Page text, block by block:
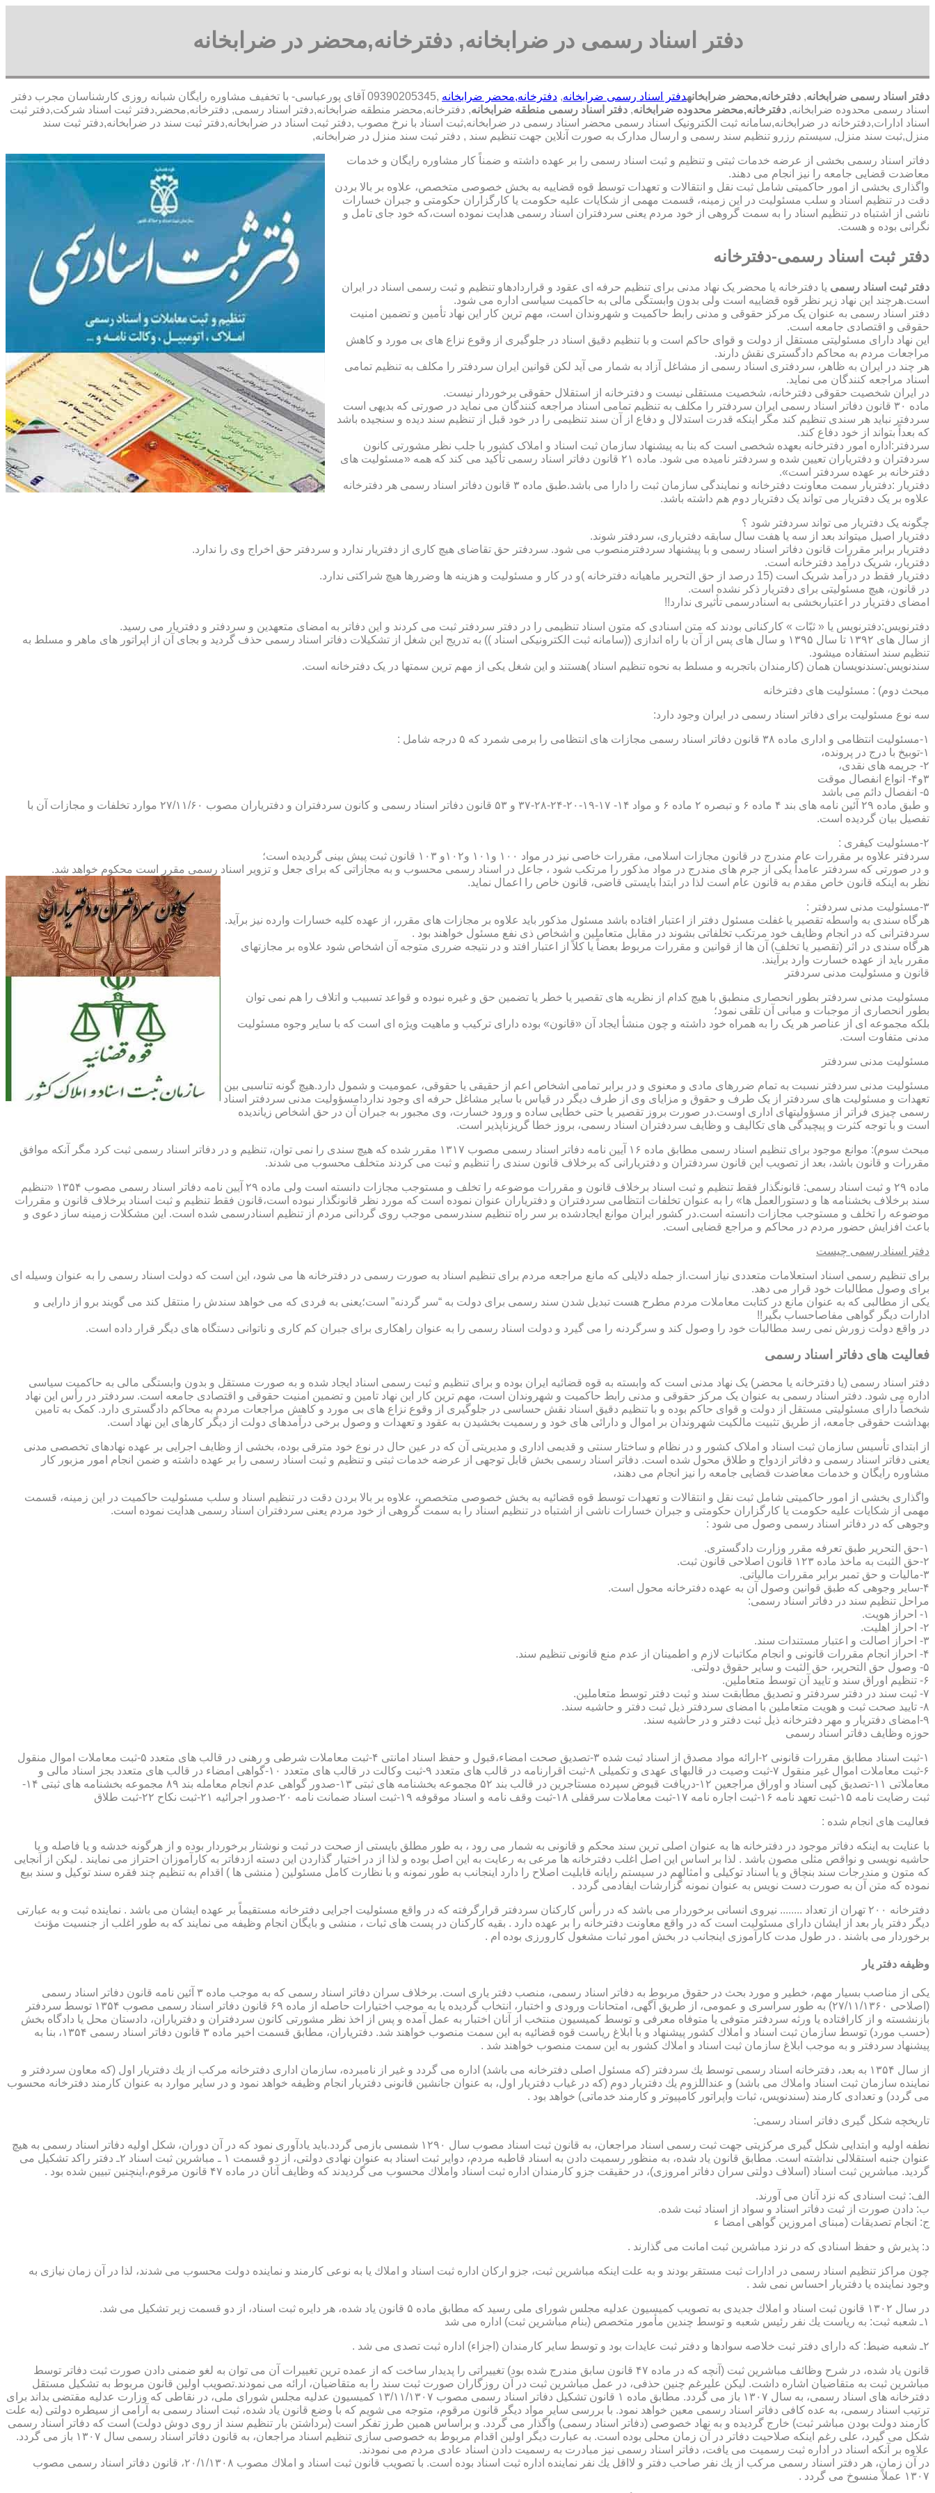
دفتر اسناد رسمی در ضرابخانه, دفترخانه,محضر در ضرابخانه
دفتر اسناد رسمی ضرابخانه, دفترخانه,محضر ضرابخانهدفتر اسناد رسمی ضرابخانه, دفترخانه,محضر ضرابخانه
,09390205345 آقای پورعباسی- با تخفیف مشاوره رايگان شبانه روزی کارشناسان مجرب دفتر
اسناد رسمی محدوده ضرابخانه, دفترخانه,محضر محدوده ضرابخانه, دفتر اسناد رسمی منطقه ضرابخانه, دفترخانه,محضر منطقه ضرابخانه,دفتر اسناد رسمی, دفترخانه,محضر,دفتر ثبت اسناد شرکت,دفتر ثبت
اسناد ادارات,دفترخانه در ضرابخانه,سامانه ثبت الکترونیک اسناد رسمی محضر اسناد رسمی در ضرابخانه,ثبت اسناد با نرخ مصوب ,دفتر ثبت اسناد در ضرابخانه,دفتر ثبت سند در ضرابخانه,دفتر ثبت سند
منزل,ثبت سند منزل, سیستم رزرو تنظیم سند رسمی و ارسال مدارک به صورت آنلاین جهت تنظیم سند , دفتر ثبت سند منزل در ضرابخانه,
دفاتر اسناد رسمی بخشی از عرضه خدمات ثبتی و تنظیم و ثبت اسناد رسمی را بر عهده داشته و ضمناً کار مشاوره رایگان و خدمات
معاضدت قضایی جامعه را نیز انجام می دهند.
واگذاری بخشی از امور حاکمیتی شامل ثبت نقل و انتقالات و تعهدات توسط قوه قضاییه به بخش خصوصی متخصص، علاوه بر بالا بردن
دقت در تنظیم اسناد و سلب مسئولیت در این زمینه، قسمت مهمی از شکایات علیه حکومت یا کارگزاران حکومتی و جبران خسارات
ناشی از اشتباه در تنظیم اسناد را به سمت گروهی از خود مردم یعنی سردفتران اسناد رسمی هدایت نموده است،که خود جای تامل و
نگرانی بوده و هست.
دفتر ثبت اسناد رسمی-دفترخانه
دفتر ثبت اسناد رسمی یا دفترخانه یا محضر یک نهاد مدنی برای تنظیم حرفه ای عقود و قراردادهاو تنظیم و ثبت رسمی اسناد در ایران
است.هرچند این نهاد زیر نظر قوه قضاییه است ولی بدون وابستگی مالی به حاکمیت سیاسی اداره می شود.
دفتر اسناد رسمی به عنوان یک مرکز حقوقی و مدنی رابط حاکمیت و شهروندان است، مهم ترین کار این نهاد تأمین و تضمین امنیت
حقوقی و اقتصادی جامعه است.
این نهاد دارای مسئولیتی مستقل از دولت و قوای حاکم است و با تنظیم دقیق اسناد در جلوگیری از وقوع نزاع های بی مورد و کاهش
مراجعات مردم به محاکم دادگستری نقش دارند.
هر چند در ایران به ظاهر، سردفتری اسناد رسمی از مشاغل آزاد به شمار می آید لکن قوانین ایران سردفتر را مکلف به تنظیم تمامی
اسناد مراجعه کنندگان می نماید.
در ایران شخصیت حقوقی دفترخانه، شخصیت مستقلی نیست و دفترخانه از استقلال حقوقی برخوردار نیست.
ماده ۳۰ قانون دفاتر اسناد رسمی ایران سردفتر را مکلف به تنظیم تمامی اسناد مراجعه کنندگان می نماید در صورتی که بدیهی است
سردفتر نباید هر سندی تنظیم کند مگر اینکه قدرت استدلال و دفاع از آن سند تنظیمی را در خود قبل از تنظیم سند دیده و سنجیده باشد
که بعداً بتواند از خود دفاع کند.
سردفتر:اداره امور دفترخانه بعهده شخصی است که بنا به پیشنهاد سازمان ثبت اسناد و املاک کشور با جلب نظر مشورتی کانون
سردفتران و دفتریاران تعیین شده و سردفتر نامیده می شود. ماده ۲۱ قانون دفاتر اسناد رسمی تأکید می کند که همه «مسئولیت های
دفترخانه بر عهده سردفتر است».
دفتریار :دفتریار سمت معاونت دفترخانه و نمایندگی سازمان ثبت را دارا می باشد.طبق ماده ۳ قانون دفاتر اسناد رسمی هر دفترخانه
علاوه بر یک دفتریار می تواند یک دفتریار دوم هم داشته باشد.
چگونه یک دفتریار می تواند سردفتر شود ؟
دفتریار اصیل میتواند بعد از سه یا هفت سال سابقه دفتریاری، سردفتر شوند.
دفتریار برابر مقررات قانون دفاتر اسناد رسمی و با پیشنهاد سردفترمنصوب می شود. سردفتر حق تقاضای هیچ کاری از دفتریار ندارد و سردفتر حق اخراج وی را ندارد.
دفتریار، شریک درآمد دفترخانه است.
دفتریار فقط در درآمد شریک است (15 درصد از حق التحریر ماهیانه دفترخانه )و در کار و مسئولیت و هزینه ها وضررها هیچ شراکتی ندارد.
در قانون، هیچ مسئولیتی برای دفتریار ذکر نشده است.
امضای دفتریار در اعتباربخشی به اسنادرسمی تأثیری ندارد!!
دفترنویس:دفترنویس یا « ثبّات » کارکنانی بودند که متن اسنادی که متون اسناد تنظیمی را در دفتر سردفتر ثبت می کردند و این دفاتر به امضای متعهدین و سردفتر و دفتریار می رسید.
از سال های ۱۳۹۲ تا سال ۱۳۹۵ و سال های پس از آن با راه اندازی ((سامانه ثبت الکترونیکی اسناد )) به تدریج این شغل از تشکیلات دفاتر اسناد رسمی حذف گردید و بجای آن از اپراتور های ماهر و مسلط به
تنظیم سند استفاده میشود.
سندنویس:سندنویسان همان (کارمندان باتجربه و مسلط به نحوه تنظیم اسناد )هستند و این شغل یکی از مهم ترین سمتها در یک دفترخانه است.
مبحث دوم) : مسئولیت های دفترخانه
سه نوع مسئولیت برای دفاتر اسناد رسمی در ایران وجود دارد:
۱-مسئولیت انتظامی و اداری ماده ۳۸ قانون دفاتر اسناد رسمی مجازات های انتظامی را برمی شمرد که ۵ درجه شامل :
۱-توبیخ با درج در پرونده،
۲- جریمه های نقدی،
۳و۴- انواع انفصال موقت
۵- انفصال دائم می باشد
و طبق ماده ۲۹ آئین نامه های بند ۴ ماده ۶ و تبصره ۲ ماده ۶ و مواد ۱۴- ۱۷-۱۹-۲۰-۲۴-۲۸-۳۷ و ۵۳ قانون دفاتر اسناد رسمی و کانون سردفتران و دفتریاران مصوب ۲۷/۱۱/۶۰ موارد تخلفات و مجازات آن با
تفصیل بیان گردیده است.
۲-مسئولیت کیفری :
سردفتر علاوه بر مقررات عام مندرج در قانون مجازات اسلامی، مقررات خاصی نیز در مواد ۱۰۰ و۱۰۱ و۱۰۲و ۱۰۳ قانون ثبت پیش بینی گردیده است؛
و در صورتی که سردفتر عامداً یکی از جرم های مندرج در مواد مذکور را مرتکب شود ، جاعل در اسناد رسمی محسوب و به مجازاتی که برای جعل و تزویر اسناد رسمی مقرر است محکوم خواهد شد.
نظر به اینکه قانون خاص مقدم به قانون عام است لذا در ابتدا بایستی قاضی، قانون خاص را اعمال نماید.
۳-مسئولیت مدنی سردفتر :
هرگاه سندی به واسطه تقصیر یا غفلت مسئول دفتر از اعتبار افتاده باشد مسئول مذکور باید علاوه بر مجازات های مقرر، از عهده کلیه خسارات وارده نیز برآید.
سردفترانی که در انجام وظایف خود مرتکب تخلفاتی بشوند در مقابل متعاملین و اشخاص ذی نفع مسئول خواهند بود .
هرگاه سندی در اثر (تقصیر یا تخلف) آن ها از قوانین و مقررات مربوط بعضاً یا کلاً از اعتبار افتد و در نتیجه ضرری متوجه آن اشخاص شود علاوه بر مجازتهای
مقرر باید از عهده خسارت وارد برآیند.
قانون و مسئولیت مدنی سردفتر
مسئولیت مدنی سردفتر بطور انحصاری منطبق با هیچ کدام از نظریه های تقصیر یا خطر یا تضمین حق و غیره نبوده و قواعد تسبیب و اتلاف را هم نمی توان
بطور انحصاری از موجبات و مبانی آن تلقی نمود؛
بلکه مجموعه ای از عناصر هر یک را به همراه خود داشته و چون منشأ ایجاد آن «قانون» بوده دارای ترکیب و ماهیت ویژه ای است که با سایر وجوه مسئولیت
مدنی متفاوت است.
مسئولیت مدنی سردفتر
مسئولیت مدنی سردفتر نسبت به تمام ضررهای مادی و معنوی و در برابر تمامی اشخاص اعم از حقیقی یا حقوقی، عمومیت و شمول دارد.هیچ گونه تناسبی بین
تعهدات و مسئولیت های سردفتر از یک طرف و حقوق و مزایای وی از طرف دیگر در قیاس با سایر مشاغل حرفه ای وجود ندارد!مسؤولیت مدنی سردفتر اسناد
رسمی چیزی فراتر از مسؤولیتهای اداری اوست.در صورت بروز تقصیر یا حتی خطایی ساده و ورود خسارت، وی مجبور به جبران آن در حق اشخاص زیاندیده
است و با توجه کثرت و پیچیدگی های تکالیف و وظایف سردفتران اسناد رسمی، بروز خطا گریزناپذیر است.
مبحث سوم): موانع موجود برای تنظیم اسناد رسمی مطابق ماده ۱۶ آیین نامه دفاتر اسناد رسمی مصوب ۱۳۱۷ مقرر شده که هیچ سندی را نمی توان، تنظیم و در دفاتر اسناد رسمی ثبت کرد مگر آنکه موافق
مقررات و قانون باشد، بعد از تصویب این قانون سردفتران و دفتریارانی که برخلاف قانون سندی را تنظیم و ثبت می کردند متخلف محسوب می شدند.
ماده ۲۹ و ثبت اسناد رسمی: قانونگذار فقط تنظیم و ثبت اسناد برخلاف قانون و مقررات موضوعه را تخلف و مستوجب مجازات دانسته است ولی ماده ۲۹ آیین نامه دفاتر اسناد رسمی مصوب ۱۳۵۴ «تنظیم
سند برخلاف بخشنامه ها و دستورالعمل ها» را به عنوان تخلفات انتظامی سردفتران و دفتریاران عنوان نموده است که مورد نظر قانونگذار نبوده است،قانون فقط تنظیم و ثبت اسناد برخلاف قانون و مقررات
موضوعه را تخلف و مستوجب مجازات دانسته است.در کشور ایران موانع ایجادشده بر سر راه تنظیم سندرسمی موجب روی گردانی مردم از تنظیم اسنادرسمی شده است. این مشکلات زمینه ساز دعوی و
باعث افزایش حضور مردم در محاکم و مراجع قضایی است.
دفتر اسناد رسمی چیست
برای تنظیم رسمی اسناد استعلامات متعددی نیاز است.از جمله دلایلی که مانع مراجعه مردم برای تنظیم اسناد به صورت رسمی در دفترخانه ها می شود، این است که دولت اسناد رسمی را به عنوان وسیله ای
برای وصول مطالبات خود قرار می دهد.
یکی از مطالبی که به عنوان مانع در کتابت معاملات مردم مطرح هست تبدیل شدن سند رسمی برای دولت به “سر گردنه” است؛یعنی به فردی که می خواهد سندش را منتقل کند می گویند برو از دارایی و
ادارات دیگر گواهی مفاصاحساب بگیر!!
در واقع دولت زورش نمی رسد مطالبات خود را وصول کند و سرگردنه را می گیرد و دولت اسناد رسمی را به عنوان راهکاری برای جبران کم کاری و ناتوانی دستگاه های دیگر قرار داده است.
فعالیت های دفاتر اسناد رسمی
دفتر اسناد رسمی (یا دفترخانه یا محضر) یک نهاد مدنی است که وابسته به قوه قضائیه ایران بوده و برای تنظیم و ثبت رسمی اسناد ایجاد شده و به صورت مستقل و بدون وابستگی مالی به حاکمیت سیاسی
اداره می شود. دفتر اسناد رسمی به عنوان یک مرکز حقوقی و مدنی رابط حاکمیت و شهروندان است، مهم ترین کار این نهاد تامین و تضمین امنیت حقوقی و اقتصادی جامعه است. سردفتر در رأس این نهاد
شخصاً دارای مسئولیتی مستقل از دولت و قوای حاکم بوده و با تنظیم دقیق اسناد نقش حساسی در جلوگیری از وقوع نزاع های بی مورد و کاهش مراجعات مردم به محاکم دادگستری دارد. کمک به تامین
بهداشت حقوقی جامعه، از طریق تثبیت مالکیت شهروندان بر اموال و دارائی های خود و رسمیت بخشیدن به عقود و تعهدات و وصول برخی درآمدهای دولت از دیگر کارهای این نهاد است.
از ابتدای تأسیس سازمان ثبت اسناد و املاک کشور و در نظام و ساختار سنتی و قدیمی اداری و مدیریتی آن که در عین حال در نوع خود مترقی بوده، بخشی از وظایف اجرایی بر عهده نهادهای تخصصی مدنی
یعنی دفاتر اسناد رسمی و دفاتر ازدواج و طلاق محول شده است. دفاتر اسناد رسمی بخش قابل توجهی از عرضه خدمات ثبتی و تنظیم و ثبت اسناد رسمی را بر عهده داشته و ضمن انجام امور مزبور کار
مشاوره رایگان و خدمات معاضدت قضایی جامعه را نیز انجام می دهند،
واگذاری بخشی از امور حاکمیتی شامل ثبت نقل و انتقالات و تعهدات توسط قوه قضائیه به بخش خصوصی متخصص، علاوه بر بالا بردن دقت در تنظیم اسناد و سلب مسئولیت حاکمیت در این زمینه، قسمت
مهمی از شکایات علیه حکومت یا کارگزاران حکومتی و جبران خسارات ناشی از اشتباه در تنظیم اسناد را به سمت گروهی از خود مردم یعنی سردفتران اسناد رسمی هدایت نموده است.
وجوهی که در دفاتر اسناد رسمی وصول می شود :
۱-حق التحریر طبق تعرفه مقرر وزارت دادگستری.
۲-حق الثبت به ماخذ ماده ۱۲۳ قانون اصلاحی قانون ثبت.
۳-مالیات و حق تمبر برابر مقررات مالیاتی.
۴-سایر وجوهی که طبق قوانین وصول آن به عهده دفترخانه محول است.
مراحل تنظیم سند در دفاتر اسناد رسمی:
۱- احراز هویت.
۲- احراز اهلیت.
۳- احراز اصالت و اعتبار مستندات سند.
۴- احراز انجام مقررات قانونی و انجام مکاتبات لازم و اطمینان از عدم منع قانونی تنظیم سند.
۵- وصول حق التحریر، حق الثبت و سایر حقوق دولتی.
۶- تنظیم اوراق سند و تایید آن توسط متعاملین.
۷- ثبت سند در دفتر سردفتر و تصدیق مطابقت سند و ثبت دفتر توسط متعاملین.
۸- تایید صحت ثبت و هویت متعاملین با امضای سردفتر ذیل ثبت دفتر و حاشیه سند.
۹-امضای دفتریار و مهر دفترخانه ذیل ثبت دفتر و در حاشیه سند.
حوزه وظایف دفاتر اسناد رسمی
۱-ثبت اسناد مطابق مقررات قانونی ۲-ارائه مواد مصدق از اسناد ثبت شده ۳-تصدیق صحت امضاء،قبول و حفظ اسناد امانتی ۴-ثبت معاملات شرطی و رهنی در قالب های متعدد ۵-ثبت معاملات اموال منقول
۶-ثبت معاملات اموال غیر منقول ۷-ثبت وصیت در قالبهای عهدی و تکمیلی ۸-ثبت اقرارنامه در قالب های متعدد ۹-ثبت وکالت در قالب های متعدد ۱۰-گواهی امضاء در قالب های متعدد بجز اسناد مالی و
معاملاتی ۱۱-تصدیق کپی اسناد و اوراق مراجعین ۱۲-دریافت قبوض سپرده مستاجرین در قالب بند ۵۲ مجموعه بخشنامه های ثبتی ۱۳-صدور گواهی عدم انجام معامله بند ۸۹ مجموعه بخشنامه های ثبتی ۱۴-
ثبت رضایت نامه ۱۵-ثبت تعهد نامه ۱۶-ثبت اجاره نامه ۱۷-ثبت معاملات سرقفلی ۱۸-ثبت وقف نامه و اسناد موقوفه ۱۹-ثبت اسناد ضمانت نامه ۲۰-صدور اجرائیه ۲۱-ثبت نکاح ۲۲-ثبت طلاق
فعالیت های انجام شده :
با عنایت به اینکه دفاتر موجود در دفترخانه ها به عنوان اصلی ترین سند محکم و قانونی به شمار می رود ، به طور مطلق بایستی از صحت در ثبت و نوشتار برخوردار بوده و از هرگونه خدشه و یا فاصله و یا
حاشیه نویسی و نواقص مثلی مصون باشد . لذا بر اساس این اصل اغلب دفترخانه ها مرعی به رعایت به این اصل بوده و لذا از در اختیار گذاردن این دسته ازدفاتر به کارآموزان احتراز می نمایند . لیکن از آنجایی
که متون و مندرجات سند بنچاق و یا اسناد توکیلی و امثالهم در سیستم رایانه قابلیت اصلاح را دارد اینجانب به طور نمونه و با نظارت کامل مسئولین ( منشی ها ) اقدام به تنظیم چند فقره سند توکیل و سند بیع
نموده که متن آن به صورت دست نویس به عنوان نمونه گزارشات ایفادمی گردد .
دفترخانه ۲۰۰ تهران از تعداد ........ نیروی انسانی برخوردار می باشد که در رأس کارکنان سردفتر قرارگرفته که در واقع مسئولیت اجرایی دفترخانه مستقیماً بر عهده ایشان می باشد . نماینده ثبت و به عبارتی
دیگر دفتر یار بعد از ایشان دارای مسئولیت است که در واقع معاونت دفترخانه را بر عهده دارد . بقیه کارکنان در پست های ثبات ، منشی و بایگان انجام وظیفه می نمایند که به طور اغلب از جنسیت مؤنث
برخوردار می باشند . در طول مدت کارآموزی اینجانب در بخش امور ثبات مشغول کارورزی بوده ام .
وظیفه دفتر یار
یكی از مناصب بسیار مهم، خطیر و مورد بحث در حقوق مربوط به دفاتر اسناد رسمی، منصب دفتر یاری است. برخلاف سران دفاتر اسناد رسمی كه به موجب ماده ۳ آئین نامه قانون دفاتر اسناد رسمی
(اصلاحی ۲۷/۱۱/۱۳۶۰) به طور سراسری و عمومی، از طریق آگهی، امتحانات ورودی و اختبار، انتخاب گردیده یا به موجب اختیارات حاصله از ماده ۶۹ قانون دفاتر اسناد رسمی مصوب ۱۳۵۴ توسط سردفتر
بازنشسته و از كارافتاده یا ورثه سردفتر متوفی یا متوفاه معرفی و توسط كمیسیون منتخب از آنان اختبار به عمل آمده و پس از اخذ نظر مشورتی كانون سردفتران و دفتریاران، دادستان محل یا دادگاه بخش
(حسب مورد) توسط سازمان ثبت اسناد و املاك كشور پیشنهاد و با ابلاغ ریاست قوه قضائیه به این سمت منصوب خواهند شد. دفتریاران، مطابق قسمت اخیر ماده ۳ قانون دفاتر اسناد رسمی ۱۳۵۴، بنا به
پیشنهاد سردفتر و به موجب ابلاغ سازمان ثبت اسناد و املاك كشور به این سمت منصوب خواهند شد .
از سال ۱۳۵۴ به بعد، دفترخانه اسناد رسمی توسط یك سردفتر (كه مسئول اصلی دفترخانه می باشد) اداره می گردد و غیر از نامبرده، سازمان اداری دفترخانه مركب از یك دفتریار اول (كه معاون سردفتر و
نماینده سازمان ثبت اسناد واملاك می باشد) و عنداللزوم یك دفتریار دوم (كه در غیاب دفتریار اول، به عنوان جانشین قانونی دفتریار انجام وظیفه خواهد نمود و در سایر موارد به عنوان كارمند دفترخانه محسوب
می گردد) و تعدادی كارمند (سندنویس، ثبات واپراتور كامپیوتر و كارمند خدماتی) خواهد بود .
تاریخچه شكل گیری دفاتر اسناد رسمی:
نطفه اولیه و ابتدایی شكل گیری مركزیتی جهت ثبت رسمی اسناد مراجعان، به قانون ثبت اسناد مصوب سال ۱۲۹۰ شمسی بازمی گردد.باید یادآوری نمود كه در آن دوران، شكل اولیه دفاتر اسناد رسمی به هیچ
عنوان جنبه استقلالی نداشته است. مطابق قانون یاد شده، به منظور رسمیت دادن به اسناد قاطبه مردم، دوایر ثبت اسناد به عنوان نهادی دولتی، از دو قسمت ۱ ـ مباشرین ثبت اسناد ۲ـ دفتر راكد تشكیل می
گردید. مباشرین ثبت اسناد (اسلاف دولتی سران دفاتر امروزی)، در حقیقت جزو كارمندان اداره ثبت اسناد واملاك محسوب می گردیدند كه وظایف آنان در ماده ۴۷ قانون مرقوم،اینچنین تبیین شده بود .
الف: ثبت اسنادی كه نزد آنان می آورند.
ب: دادن صورت از ثبت دفاتر اسناد و سواد از اسناد ثبت شده.
ج: انجام تصدیقات (مبنای امروزین گواهی امضا ء
د: پذیرش و حفظ اسنادی كه در نزد مباشرین ثبت امانت می گذارند .
چون مراكز تنظیم اسناد رسمی در ادارات ثبت مستقر بودند و به علت اینكه مباشرین ثبت، جزو اركان اداره ثبت اسناد و املاك یا به نوعی كارمند و نماینده دولت محسوب می شدند، لذا در آن زمان نیازی به
وجود نماینده یا دفتریار احساس نمی شد .
در سال ۱۳۰۲ قانون ثبت اسناد و املاك جدیدی به تصویب كمیسیون عدلیه مجلس شورای ملی رسید كه مطابق ماده ۵ قانون یاد شده، هر دایره ثبت اسناد، از دو قسمت زیر تشكیل می شد.
۱ـ شعبه ثبت: به ریاست یك نفر رئیس شعبه و توسط چندین مأمور متخصص (بنام مباشرین ثبت) اداره می شد
۲ـ شعبه ضبط: كه دارای دفتر ثبت خلاصه سوادها و دفتر ثبت عایدات بود و توسط سایر كارمندان (اجزاء) اداره ثبت تصدی می شد .
قانون یاد شده، در شرح وظائف مباشرین ثبت (آنچه كه در ماده ۴۷ قانون سابق مندرج شده بود) تغییراتی را پدیدار ساخت كه از عمده ترین تغییرات آن می توان به لغو ضمنی دادن صورت ثبت دفاتر توسط
مباشرین ثبت به متقاضیان اشاره داشت. لیكن علیرغم چنین حذفی، در عمل مباشرین ثبت در آن روزگاران صورت ثبت سند را به متقاضیان، ارائه می نمودند.تصویب اولین قانون مربوط به تشكیل مستقل
دفترخانه های اسناد رسمی، به سال ۱۳۰۷ باز می گردد. مطابق ماده ۱ قانون تشكیل دفاتر اسناد رسمی مصوب ۱۳/۱۱/۱۳۰۷ كمیسیون عدلیه مجلس شورای ملی، در نقاطی كه وزارت عدلیه مقتضی بداند برای
ترتیب اسناد رسمی، به عده كافی دفاتر اسناد رسمی معین خواهد نمود. با بررسی سایر مواد دیگر قانون مرقوم، متوجه می شویم كه با وضع قانون یاد شده، ثبت اسناد رسمی به آرامی از سیطره دولتی (به علت
كارمند دولت بودن مباشر ثبت) خارج گردیده و به نهاد خصوصی (دفاتر اسناد رسمی) واگذار می گردد. و براساس همین طرز تفكر است (برداشتن بار تنظیم سند از روی دوش دولت) است كه دفاتر اسناد رسمی
شكل می گیرد، علی رغم اینكه صلاحیت دفاتر در آن زمان محلی بوده است. به عبارت دیگر اولین اقدام مربوط به خصوصی سازی تنظیم اسناد مراجعان، به قانون دفاتر اسناد رسمی سال ۱۳۰۷ باز می گردد.
علاوه بر آنكه اسناد در اداره ثبت رسمیت می یافت، دفاتر اسناد رسمی نیز مبادرت به رسمیت دادن اسناد عادی مردم می نمودند.
در آن زمان، هر دفتر اسناد رسمی مركب از یك نفر صاحب دفتر و لااقل یك نفر نماینده اداره ثبت اسناد بوده است. با تصویب قانون ثبت اسناد و املاك مصوب ۲۰/۱/۱۳۰۸، قانون دفاتر اسناد رسمی مصوب
۱۳۰۷ عملاً منسوخ می گردد .